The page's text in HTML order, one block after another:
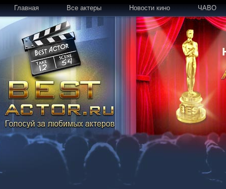
Главная Все актеры Новости кино ЧАВО